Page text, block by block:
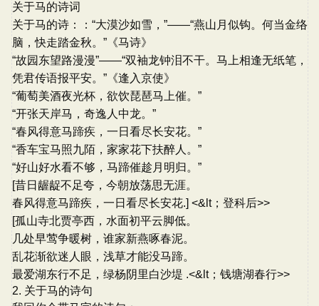
关于马的诗词
关于马的诗：：“大漠沙如雪，”——“燕山月似钩。何当金络
脑，快走踏金秋。”《马诗》
“故园东望路漫漫”——“双袖龙钟泪不干。马上相逢无纸笔，
凭君传语报平安。”《逢入京使》
“葡萄美酒夜光杯，欲饮琵琶马上催。”
“开张天岸马，奇逸人中龙。”
“春风得意马蹄疾，一日看尽长安花。”
“香车宝马照九陌，家家花下扶醉人。”
“好山好水看不够，马蹄催趁月明归。”
[昔日龌龊不足夸，今朝放荡思无涯。
春风得意马蹄疾，一日看尽长安花.] <&lt；登科后>>
[孤山寺北贾亭西，水面初平云脚低。
几处早莺争暖树，谁家新燕啄春泥。
乱花渐欲迷人眼，浅草才能没马蹄。
最爱湖东行不足，绿杨阴里白沙堤 .<&lt；钱塘湖春行>>
2. 关于马的诗句